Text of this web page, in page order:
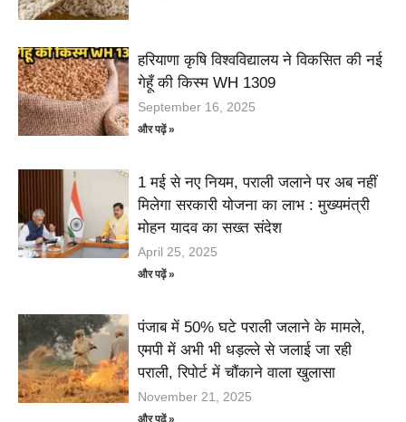
हरियाणा कृषि विश्वविद्यालय ने विकसित की नई
गेहूँ की किस्म WH 1309
September 16, 2025
और पढ़ें »
1 मई से नए नियम, पराली जलाने पर अब नहीं
मिलेगा सरकारी योजना का लाभ : मुख्यमंत्री
मोहन यादव का सख्त संदेश
April 25, 2025
और पढ़ें »
पंजाब में 50% घटे पराली जलाने के मामले,
एमपी में अभी भी धड़ल्ले से जलाई जा रही
पराली, रिपोर्ट में चौंकाने वाला खुलासा
November 21, 2025
और पढ़ें »